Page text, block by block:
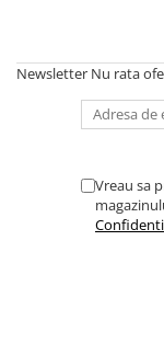
Accesorii centrale
Accesorii centrale
Accesorii centrale
Cazane de abur
Centrale termice
Accesorii incalzire
Newsletter Nu rata
Vreau sa